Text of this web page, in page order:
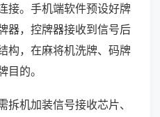
接。手机端软件预设好牌
器，控牌器接收到信号后
构，在麻将机洗牌、码牌
的。
机加装信号接收芯片、